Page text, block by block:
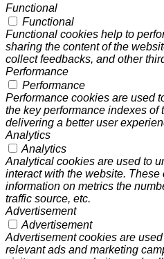
Functional
Functional
Functional cookies help to
sharing the content of the
collect feedbacks, and other
Performance
Performance
Performance cookies are used
the key performance indexes
delivering a better user
Analytics
Analytics
Analytical cookies are used to
interact with the website.
information on metrics the
traffic source, etc.
Advertisement
Advertisement
Advertisement cookies are used
relevant ads and marketing